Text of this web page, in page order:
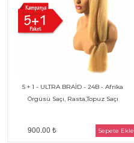
5 + 1 - ULTRA BRAİD - 24B - Afrika
Örgüsü Saçı, Rasta,Topuz Saçı
900.00 ₺ Sepete Ekle